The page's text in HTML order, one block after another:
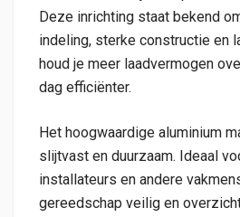
Deze inrichting staat bekend
indeling, sterke constructie en
houd je meer laadvermogen
dag efficiënter.
Het hoogwaardige aluminium
slijtvast en duurzaam. Ideaal
installateurs en andere
gereedschap veilig en